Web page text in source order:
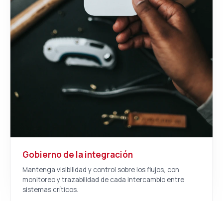
Gobierno de la integración
Mantenga visibilidad y control sobre los flujos, con
monitoreo y trazabilidad de cada intercambio entre
sistemas críticos.